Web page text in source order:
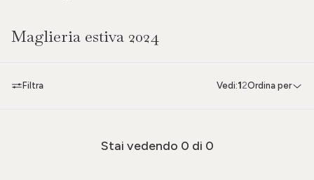
Maglieria estiva 2024
Filtra Vedi:1 2Ordina per
Stai vedendo 0 di 0